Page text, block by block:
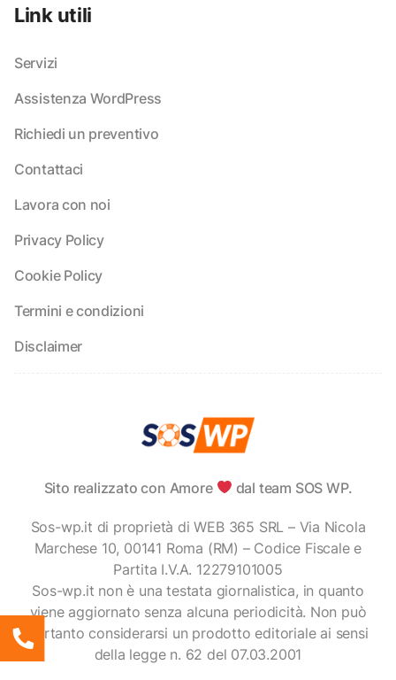
Link utili
Servizi
Assistenza WordPress
Richiedi un preventivo
Contattaci
Lavora con noi
Privacy Policy
Cookie Policy
Termini e condizioni
Disclaimer
Sito realizzato con Amore dal team SOS WP.
Sos-wp.it di proprietà di WEB 365 SRL – Via Nicola
Marchese 10, 00141 Roma (RM) – Codice Fiscale e
Partita I.V.A. 12279101005
Sos-wp.it non è una testata giornalistica, in quanto
viene aggiornato senza alcuna periodicità. Non può
pertanto considerarsi un prodotto editoriale ai sensi
della legge n. 62 del 07.03.2001